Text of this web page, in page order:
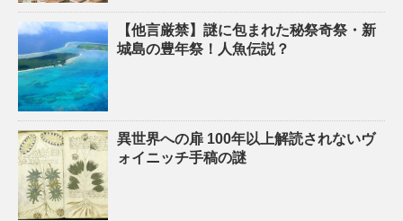
【他言厳禁】謎に包まれた秘祭奇祭・新
城島の豊年祭！人魚伝説？
異世界への扉 100年以上解読されないヴ
ォイニッチ手稿の謎